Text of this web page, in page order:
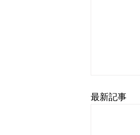
最新記事